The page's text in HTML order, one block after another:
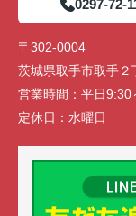
0297-72-
〒302-0004
茨城県取手市取手２
営業時間： 平日9:30
定休日： 水曜日